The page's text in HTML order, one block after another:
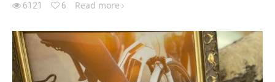
6121 6 Read more